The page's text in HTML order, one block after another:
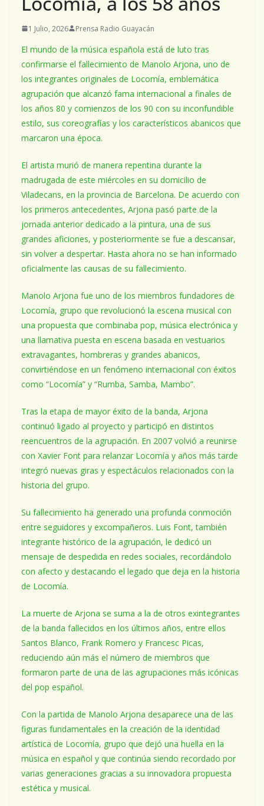
1 Julio, 2026 Prensa Radio Guayacán
El mundo de la música española está de luto tras
confirmarse el fallecimiento de Manolo Arjona, uno de
los integrantes originales de Locomía, emblemática
agrupación que alcanzó fama internacional a finales de
los años 80 y comienzos de los 90 con su inconfundible
estilo, sus coreografías y los característicos abanicos que
marcaron una época.
El artista murió de manera repentina durante la
madrugada de este miércoles en su domicilio de
Viladecans, en la provincia de Barcelona. De acuerdo con
los primeros antecedentes, Arjona pasó parte de la
jornada anterior dedicado a la pintura, una de sus
grandes aficiones, y posteriormente se fue a descansar,
sin volver a despertar. Hasta ahora no se han informado
oficialmente las causas de su fallecimiento.
Manolo Arjona fue uno de los miembros fundadores de
Locomía, grupo que revolucionó la escena musical con
una propuesta que combinaba pop, música electrónica y
una llamativa puesta en escena basada en vestuarios
extravagantes, hombreras y grandes abanicos,
convirtiéndose en un fenómeno internacional con éxitos
como “Locomía” y “Rumba, Samba, Mambo”.
Tras la etapa de mayor éxito de la banda, Arjona
continuó ligado al proyecto y participó en distintos
reencuentros de la agrupación. En 2007 volvió a reunirse
con Xavier Font para relanzar Locomía y años más tarde
integró nuevas giras y espectáculos relacionados con la
historia del grupo.
Su fallecimiento ha generado una profunda conmoción
entre seguidores y excompañeros. Luis Font, también
integrante histórico de la agrupación, le dedicó un
mensaje de despedida en redes sociales, recordándolo
con afecto y destacando el legado que deja en la historia
de Locomía.
La muerte de Arjona se suma a la de otros exintegrantes
de la banda fallecidos en los últimos años, entre ellos
Santos Blanco, Frank Romero y Francesc Picas,
reduciendo aún más el número de miembros que
formaron parte de una de las agrupaciones más icónicas
del pop español.
Con la partida de Manolo Arjona desaparece una de las
figuras fundamentales en la creación de la identidad
artística de Locomía, grupo que dejó una huella en la
música en español y que continúa siendo recordado por
varias generaciones gracias a su innovadora propuesta
estética y musical.